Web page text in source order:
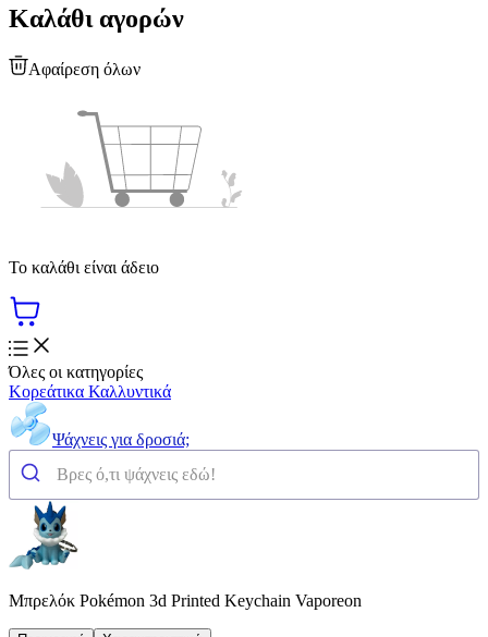
Καλάθι αγορών
Αφαίρεση όλων
Το καλάθι είναι άδειο
Όλες οι κατηγορίες
Κορεάτικα Καλλυντικά
Ψάχνεις για δροσιά;
Μπρελόκ Pokémon 3d Printed Keychain Vaporeon